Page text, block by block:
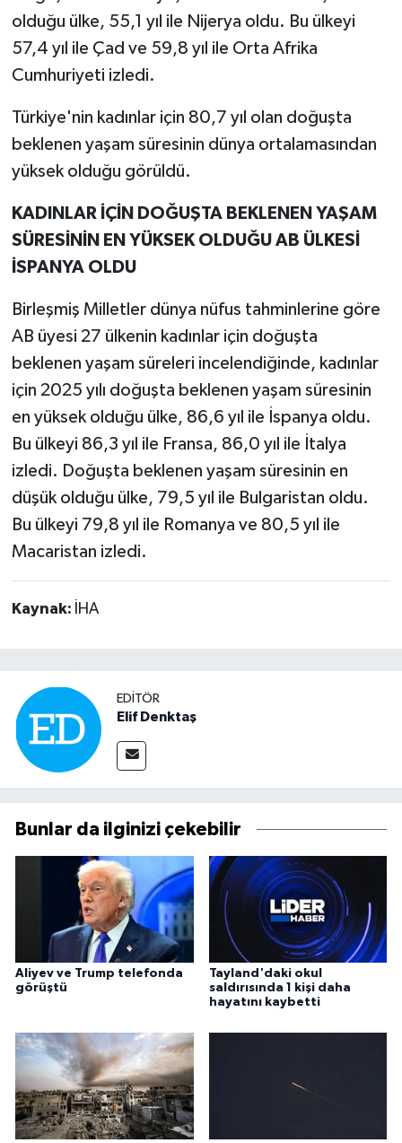
olduğu ülke, 55,1 yıl ile Nijerya oldu. Bu ülkeyi
57,4 yıl ile Çad ve 59,8 yıl ile Orta Afrika
Cumhuriyeti izledi.
Türkiye'nin kadınlar için 80,7 yıl olan doğuşta
beklenen yaşam süresinin dünya ortalamasından
yüksek olduğu görüldü.
KADINLAR İÇİN DOĞUŞTA BEKLENEN YAŞAM
SÜRESİNİN EN YÜKSEK OLDUĞU AB ÜLKESİ
İSPANYA OLDU
Birleşmiş Milletler dünya nüfus tahminlerine göre
AB üyesi 27 ülkenin kadınlar için doğuşta
beklenen yaşam süreleri incelendiğinde, kadınlar
için 2025 yılı doğuşta beklenen yaşam süresinin
en yüksek olduğu ülke, 86,6 yıl ile İspanya oldu.
Bu ülkeyi 86,3 yıl ile Fransa, 86,0 yıl ile İtalya
izledi. Doğuşta beklenen yaşam süresinin en
düşük olduğu ülke, 79,5 yıl ile Bulgaristan oldu.
Bu ülkeyi 79,8 yıl ile Romanya ve 80,5 yıl ile
Macaristan izledi.
Kaynak: İHA
EDITÖR
Elif Denktaş
Bunlar da ilginizi çekebilir
Aliyev ve Trump telefonda
görüştü
Tayland'daki okul
saldırısında 1 kişi daha
hayatını kaybetti